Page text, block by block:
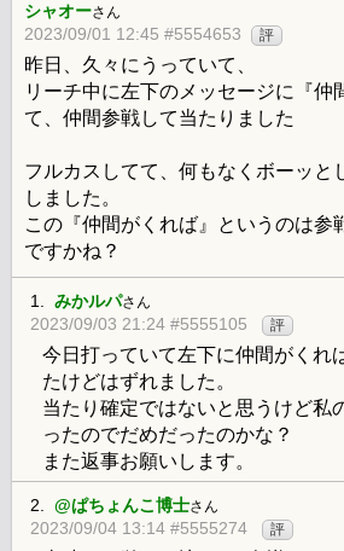
シャオーさん
2023/09/01 12:45 #5554653 評
昨日、久々にうっていて、
リーチ中に左下のメッセージに『仲
て、仲間参戦して当たりました
フルカスしてて、何もなくボーッと
しました。
この『仲間がくれば』というのは参
ですかね？
1. みかルパさん
2023/09/03 21:24 #5555105 評
今日打っていて左下に仲間がくれ
たけどはずれました。
当たり確定ではないと思うけど私
ったのでだめだったのかな？
また返事お願いします。
2. @ぱちょんこ博士さん
2023/09/04 13:14 #5555274 評